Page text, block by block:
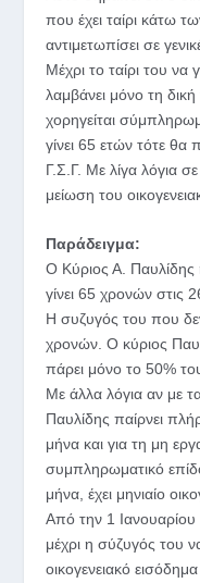
που έχει ταίρι κάτω
αντιμετωπίσει σε
Μέχρι το ταίρι του να
λαμβάνει μόνο τη
χορηγείται
γίνει 65 ετών τότε θα
Γ.Σ.Γ. Με λίγα λόγια
μείωση του
Παράδειγμα:
O Κύριος Α.
γίνει 65 χρονών στις
Η συζυγός του που δεν
χρονών. Ο κύριος
πάρει μόνο το 50%
Με άλλα λόγια αν με
Παυλίδης παίρνει
μήνα και για τη μη
συμπληρωματικό
μήνα, έχει μηνιαίο
Από την 1
μέχρι η σύζυγός του
οικογενειακό